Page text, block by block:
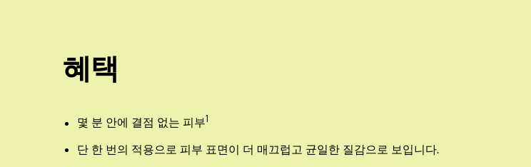
혜택
몇 분 안에 결점 없는 피부1
단 한 번의 적용으로 피부 표면이 더 매끄럽고 균일한 질감으로 보입니다.